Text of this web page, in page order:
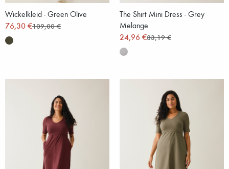
Wickelkleid - Green Olive
76,30 €109,00 €
The Shirt Mini Dress - Grey
Melange
24,96 €83,19 €